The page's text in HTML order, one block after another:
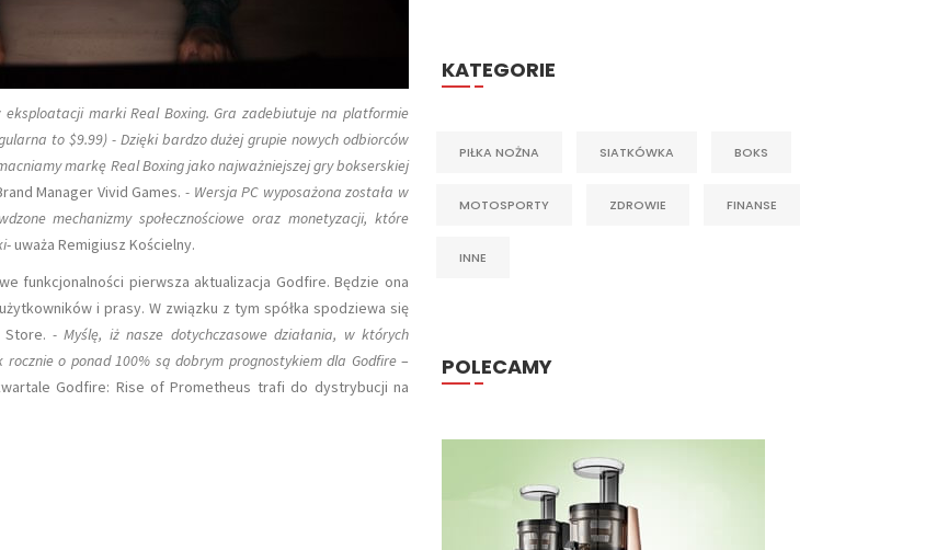
marki Real Boxing. Gra zadebiutuje na platformie
to $9.99) - Dzięki bardzo dużej grupie nowych odbiorców
markę Real Boxing jako najważniejszej gry bokserskiej
Manager Vivid Games. - Wersja PC wyposażona została w
mechanizmy społecznościowe oraz monetyzacji, które
- uważa Remigiusz Kościelny.
funkcjonalności pierwsza aktualizacja Godfire. Będzie ona
i prasy. W związku z tym spółka spodziewa się
- Myślę, iż nasze dotychczasowe działania, w których
rocznie o ponad 100% są dobrym prognostykiem dla Godfire –
Godfire: Rise of Prometheus trafi do dystrybucji na
KATEGORIE
PIŁKA NOŻNA SIATKÓWKA BOKS
MOTOSPORTY ZDROWIE FINANSE
INNE
POLECAMY